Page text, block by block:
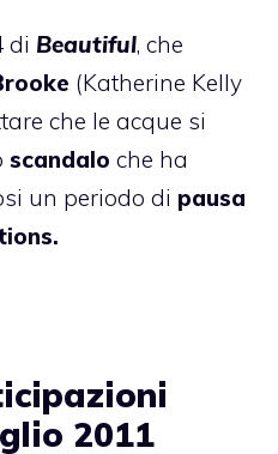
di Beautiful, che
(Katherine Kelly
che le acque si
scandalo che ha
un periodo di pausa
2011